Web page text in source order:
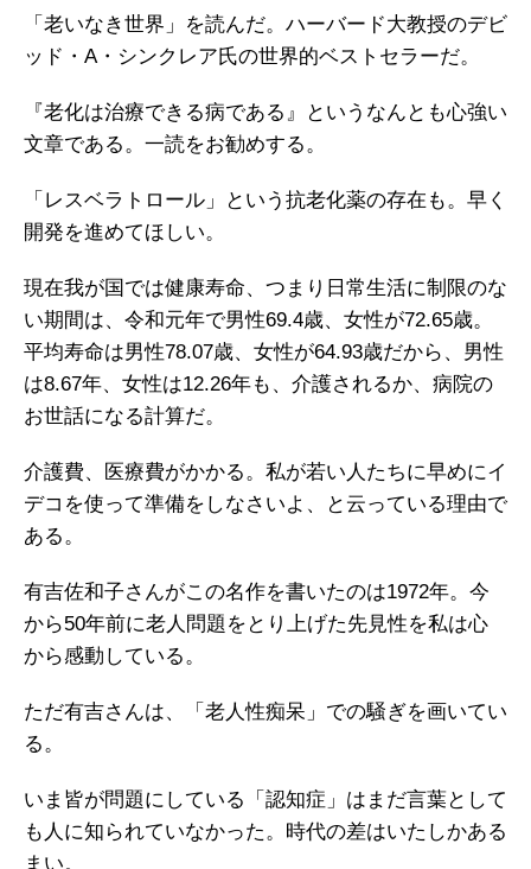
「老いなき世界」を読んだ。ハーバード大教授のデビ
ッド・A・シンクレア氏の世界的ベストセラーだ。
『老化は治療できる病である』というなんとも心強い
文章である。一読をお勧めする。
「レスベラトロール」という抗老化薬の存在も。早く
開発を進めてほしい。
現在我が国では健康寿命、つまり日常生活に制限のな
い期間は、令和元年で男性69.4歳、女性が72.65歳。
平均寿命は男性78.07歳、女性が64.93歳だから、男性
は8.67年、女性は12.26年も、介護されるか、病院の
お世話になる計算だ。
介護費、医療費がかかる。私が若い人たちに早めにイ
デコを使って準備をしなさいよ、と云っている理由で
ある。
有吉佐和子さんがこの名作を書いたのは1972年。今
から50年前に老人問題をとり上げた先見性を私は心
から感動している。
ただ有吉さんは、「老人性痴呆」での騒ぎを画いてい
る。
いま皆が問題にしている「認知症」はまだ言葉として
も人に知られていなかった。時代の差はいたしかある
まい。